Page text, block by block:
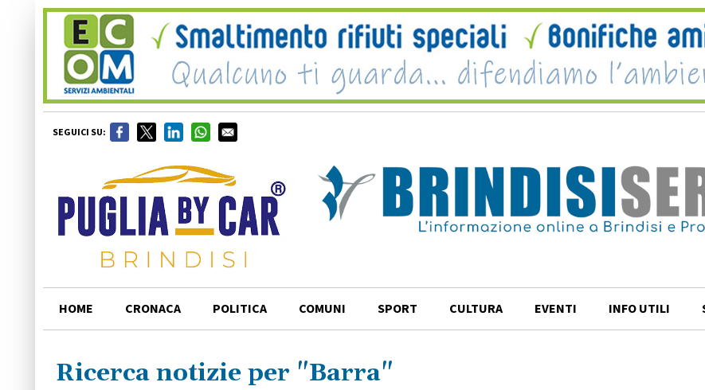
SEGUICI SU:
HOME CRONACA POLITICA COMUNI SPORT CULTURA EVENTI INFO UTILI
Ricerca notizie per "Barra"